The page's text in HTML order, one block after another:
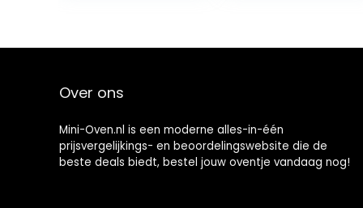
happy
roterende vork
Over ons
Mini-Oven.nl is een moderne alles-in-één
prijsvergelijkings- en beoordelingswebsite die de
beste deals biedt, bestel jouw oventje vandaag nog!